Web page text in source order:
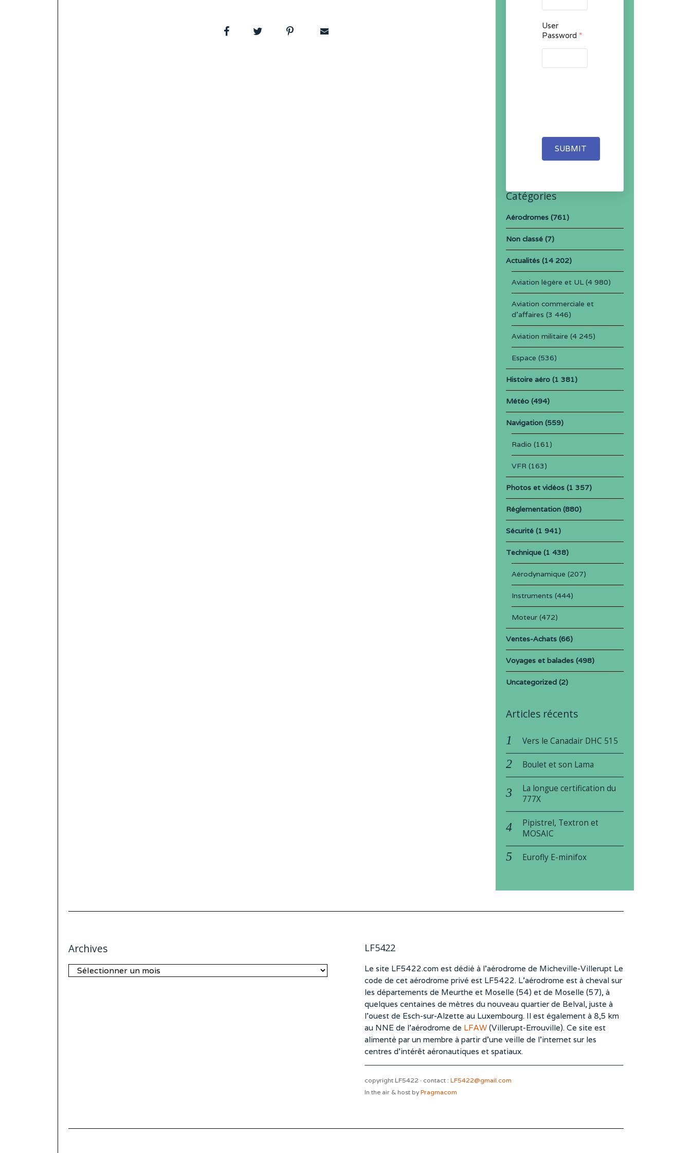
User
Password *
SUBMIT
Catégories
Aérodromes(761)
Non classé(7)
Actualités(14 202)
Aviation légère et UL(4 980)
Aviation commerciale et
d'affaires (3 446)
Aviation militaire (4 245)
Espace (536)
Histoire aéro(1 381)
Météo(494)
Navigation(559)
Radio (161)
VFR (163)
Photos et vidéos(1 357)
Réglementation(880)
Sécurité(1 941)
Technique(1 438)
Aérodynamique (207)
Instruments (444)
Moteur(472)
Ventes-Achats(66)
Voyages et balades(498)
Uncategorized(2)
Articles récents
Vers le Canadair DHC 515
Boulet et son Lama
La longue certification du
777X
Pipistrel, Textron et
MOSAIC
Eurofly E-minifox
Archives
Archives
LF5422
Le site LF5422.com est dédié à l’aérodrome de Micheville-Villerupt Le
code de cet aérodrome privé est LF5422. L’aérodrome est à cheval sur
les départements de Meurthe et Moselle (54) et de Moselle (57), à
quelques centaines de mètres du nouveau quartier de Belval, juste à
l’ouest de Esch-sur-Alzette au Luxembourg. Il est également à 8,5 km
au NNE de l’aérodrome de LFAW(Villerupt-Errouville). Ce site est
alimenté par un membre à partir d’une veille de l’internet sur les
centres d’intérêt aéronautiques et spatiaux.
copyright LF5422 · contact : LF5422@gmail.com
In the air & host byPragmacom